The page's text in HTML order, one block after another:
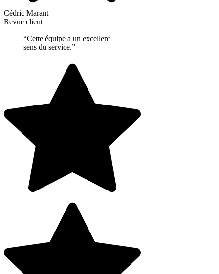
Cédric Marant
Revue client
“Cette équipe a un excellent
sens du service.”